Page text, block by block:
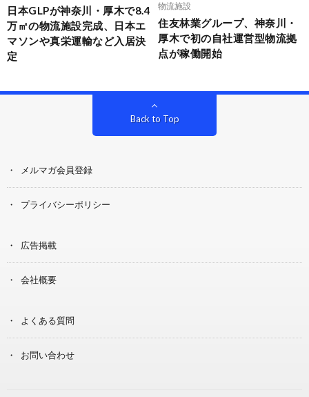
日本GLPが神奈川・厚木で8.4
万㎡の物流施設完成、日本エ
マソンや真栄運輸など入居決
定
物流施設
住友林業グループ、神奈川・
厚木で初の自社運営型物流拠
点が稼働開始
Back to Top
メルマガ会員登録
プライバシーポリシー
広告掲載
会社概要
よくある質問
お問い合わせ